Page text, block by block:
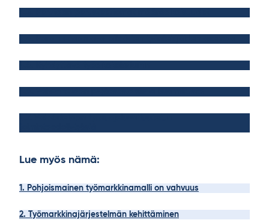
Lue myös nämä:
1. Pohjoismainen työmarkkinamalli on vahvuus
2. Työmarkkinajärjestelmän kehittäminen